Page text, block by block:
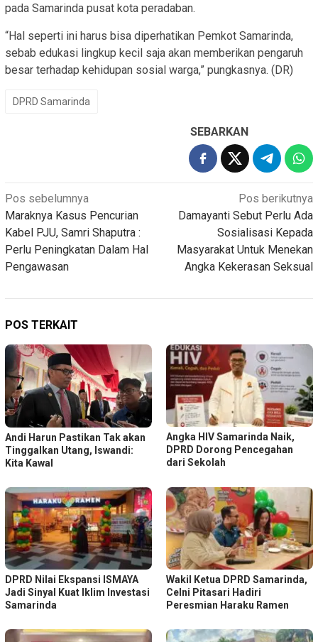
pada Samarinda pusat kota peradaban.
“Hal seperti ini harus bisa diperhatikan Pemkot Samarinda,
sebab edukasi lingkup kecil saja akan memberikan pengaruh
besar terhadap kehidupan sosial warga,” pungkasnya. (DR)
DPRD Samarinda
SEBARKAN
Navigasi
pos
Pos sebelumnya
Maraknya Kasus Pencurian
Kabel PJU, Samri Shaputra :
Perlu Peningkatan Dalam Hal
Pengawasan
Pos berikutnya
Damayanti Sebut Perlu Ada
Sosialisasi Kepada
Masyarakat Untuk Menekan
Angka Kekerasan Seksual
POS TERKAIT
Andi Harun Pastikan Tak akan
Tinggalkan Utang, Iswandi:
Kita Kawal
Angka HIV Samarinda Naik,
DPRD Dorong Pencegahan
dari Sekolah
DPRD Nilai Ekspansi ISMAYA
Jadi Sinyal Kuat Iklim Investasi
Samarinda
Wakil Ketua DPRD Samarinda,
Celni Pitasari Hadiri
Peresmian Haraku Ramen